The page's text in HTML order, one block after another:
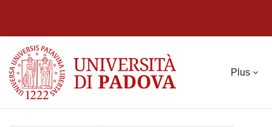
Plus